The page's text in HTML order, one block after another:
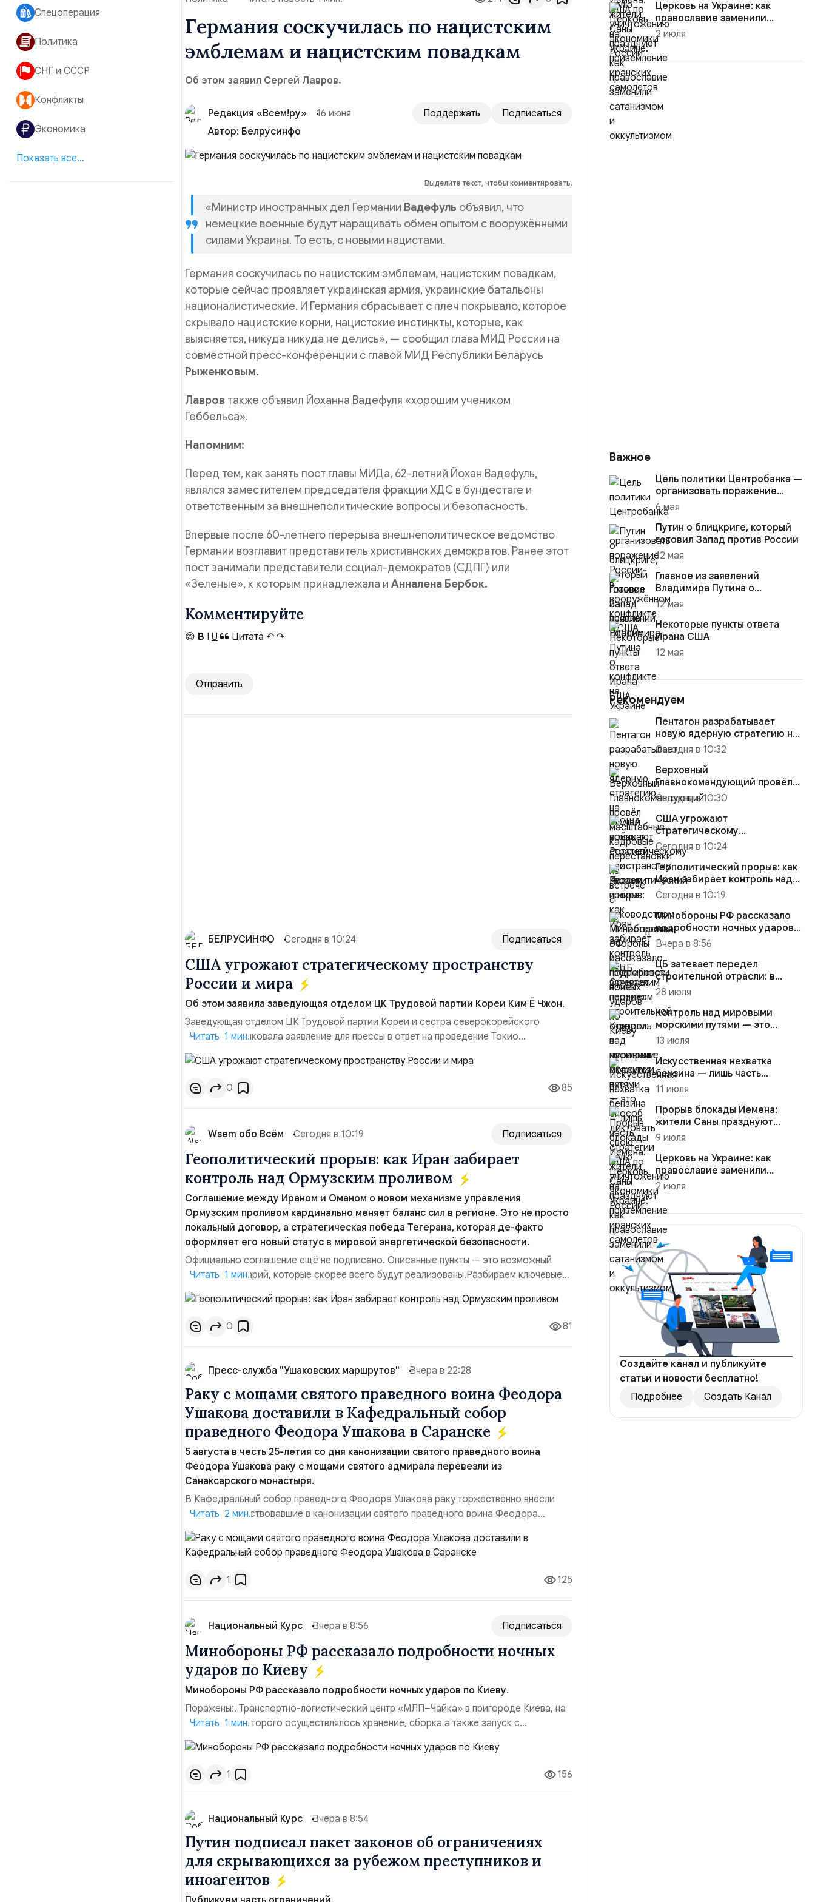
Спецоперация
Политика
СНГ и СССР
Конфликты
Экономика
Показать все...
Германия соскучилась по нацистским
эмблемам и нацистским повадкам
Об этом заявил Сергей Лавров.
Редакция «Всем!ру» 16 июня Поддержать
Подписаться
Автор: Белрусинфо
Выделите текст, чтобы комментировать.
«Министр иностранных дел Германии Вадефуль объявил, что
немецкие военные будут наращивать обмен опытом с вооружёнными
силами Украины. То есть, с новыми нацистами.
Германия соскучилась по нацистским эмблемам, нацистским повадкам,
которые сейчас проявляет украинская армия, украинские батальоны
националистические. И Германия сбрасывает с плеч покрывало, которое
скрывало нацистские корни, нацистские инстинкты, которые, как
выясняется, никуда никуда не делись», — сообщил глава МИД России на
совместной пресс-конференции с главой МИД Республики Беларусь
Рыженковым.
Лавров также объявил Йоханна Вадефуля «хорошим учеником
Геббельса».
Напомним:
Перед тем, как занять пост главы МИДа, 62-летний Йохан Вадефуль,
являлся заместителем председателя фракции ХДС в бундестаге и
ответственным за внешнеполитические вопросы и безопасность.
Впервые после 60-летнего перерыва внешнеполитическое ведомство
Германии возглавит представитель христианских демократов. Ранее этот
пост занимали представители социал-демократов (СДПГ) или
«Зеленые», к которым принадлежала и Анналена Бербок.
Комментируйте
😊 B I U Цитата ↶ ↷
Отправить
БЕЛРУСИНФО Сегодня в 10:24 Подписаться
США угрожают стратегическому пространству
России и мира
Об этом заявила заведующая отделом ЦК Трудовой партии Кореи Ким Ё Чжон.
Заведующая отделом ЦК Трудовой партии Кореи и сестра северокорейского
лидера опубликовала заявление для прессы в ответ на проведение Токио
совместных с флотом США запусков крылатых ракет Томагавк.«Япония отбросила
обманчивую видимость „исключительно оборонительной страны“ и выносит вопрос
о собственном ядерном вооружении на всеобщее обозрение, одновреме...
Читать 1 мин.
0 85
Wsem обо Всём Сегодня в 10:19 Подписаться
Геополитический прорыв: как Иран забирает
контроль над Ормузским проливом
Соглашение между Ираном и Оманом о новом механизме управления
Ормузским проливом кардинально меняет баланс сил в регионе. Это не просто
локальный договор, а стратегическая победа Тегерана, которая де-факто
оформляет его новый статус в мировой энергетической безопасности.
Официально соглашение ещё не подписано. Описанные пункты — это возможный
рабочий сценарий, которые скорее всего будут реализованы.Разбираем ключевые
тезисы и последствия этого соглашения:. 1. Новые доли контроля (75 на 25). Было:
Ранее Иран и Оман контролировали пролив на паритетных началах — 50/50. Стало:
Новое соглашение закрепляет за Ираном...
Читать 1 мин.
0 81
Пресс-служба "Ушаковских маршрутов" Вчера в 22:28
Раку с мощами святого праведного воина Феодора
Ушакова доставили в Кафедральный собор
праведного Феодора Ушакова в Саранске
5 августа в честь 25-летия со дня канонизации святого праведного воина
Феодора Ушакова раку с мощами святого адмирала перевезли из
Санаксарского монастыря.
В Кафедральный собор праведного Феодора Ушакова раку торжественно внесли
адмиралы, участвовавшие в канонизации святого праведного воина Феодора
Ушакова 25 лет назад:Адмирал Владимир Прокофьевич Валуев, командующий
Балтийским флотом ВМФ России (2001–2006 гг.);Адмирал Владимир Петрович
Комоедов, командующий Черноморским флотом ВМФ России (1998–2002 г...
Читать 2 мин.
1 125
Национальный Курс Вчера в 8:56 Подписаться
Минобороны РФ рассказало подробности ночных
ударов по Киеву
Минобороны РФ рассказало подробности ночных ударов по Киеву.
Поражены:. Транспортно-логистический центр «МЛП–Чайка» в пригороде Киева, на
территории которого осуществлялось хранение, сборка а также запуск с
прилегающего полевого аэродром «Чайка» дальнобойных БПЛА ВСУ; Складские
помещения «Транс-Логистик» в Оболонском районе г. Киев, использовавшиеся для
хранения военного имущества ВСУ; Сортировочны...
Читать 1 мин.
1 156
Национальный Курс Вчера в 8:54
Путин подписал пакет законов об ограничениях
для скрывающихся за рубежом преступников и
иноагентов
Церковь на Украине: как
православие заменили
сатанизмом...
2 июля
Важное
Цель политики Центробанка —
организовать поражение
России в вооружённом
конфликте с США
6 мая
Путин о блицкриге, который
готовил Запад против России
12 мая
Главное из заявлений
Владимира Путина о
конфликте на Украине
12 мая
Некоторые пункты ответа
Ирана США
12 мая
Рекомендуем
Пентагон разрабатывает
новую ядерную стратегию на
случай войны с Россией или...
Сегодня в 10:32
Верховный
Главнокомандующий провёл
масштабные кадровые
перестановки на встре...
Сегодня в 10:30
США угрожают
стратегическому
пространству России и мира
Сегодня в 10:24
Геополитический прорыв: как
Иран забирает контроль над
Ормузским проливом
Сегодня в 10:19
Минобороны РФ рассказало
подробности ночных ударов
по Киеву
Вчера в 8:56
ЦБ затевает передел
строительной отрасли: в
проигрыше окажутся все
28 июля
Контроль над мировыми
морскими путями — это
способ диктовать свою волю
13 июля
Искусственная нехватка
бензина — лишь часть
стратегии США по
11 июля
Прорыв блокады Йемена:
жители Саны празднуют
приземление иранских
9 июля
Церковь на Украине: как
православие заменили
сатанизмом и оккультизмом
2 июля
Создайте канал и публикуйте
статьи и новости бесплатно!
Подробнее
Создать Канал